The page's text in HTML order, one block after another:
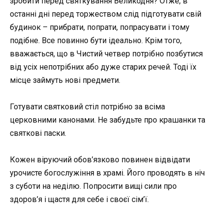
останні дні перед торжеством слід підготувати свій
будинок – прибрати, попрати, попрасувати і тому
подібне. Все повинно бути ідеально. Крім того,
вважається, що в Чистий четвер потрібно позбутися
від усіх непотрібних або дуже старих речей. Тоді їх
місце займуть нові предмети.
Готувати святковий стіл потрібно за всіма
церковними канонами. Не забудьте про крашанки та
святкові паски.
Кожен віруючий обов’язково повинен відвідати
урочисте богослужіння в храмі. Його проводять в ніч
з суботи на неділю. Попросити вищі сили про
здоров’я і щастя для себе і своєї сім’ї.